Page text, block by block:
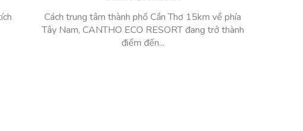
Cách trung tâm thành phố Cần Thơ 15km về phía
Tây Nam, CANTHO ECO RESORT đang trở thành
điểm đến...